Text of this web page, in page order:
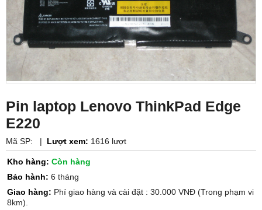
Pin laptop Lenovo ThinkPad Edge
E220
Mã SP: | Lượt xem: 1616 lượt
Kho hàng: Còn hàng
Bảo hành: 6 tháng
Giao hàng: Phí giao hàng và cài đặt : 30.000 VNĐ (Trong phạm vi
8km).